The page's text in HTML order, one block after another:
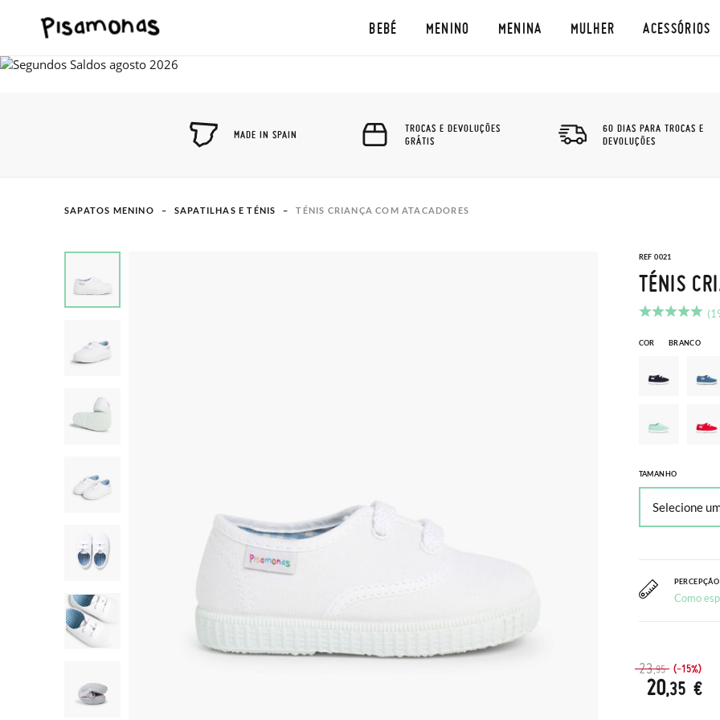
BEBÉ MENINO MENINA MULHER ACESSÓRIOS
MADE IN SPAIN
TROCAS E DEVOLUÇÕES
GRÁTIS
60 DIAS PARA TROCAS E
DEVOLUÇÕES
SAPATOS MENINO SAPATILHAS E TÉNIS TÉNIS CRIANÇA COM ATACADORES
REF 0021
TÉNIS
COR BRANCO
TAMANHO
Como
23,95 (-15%)
20,35 €